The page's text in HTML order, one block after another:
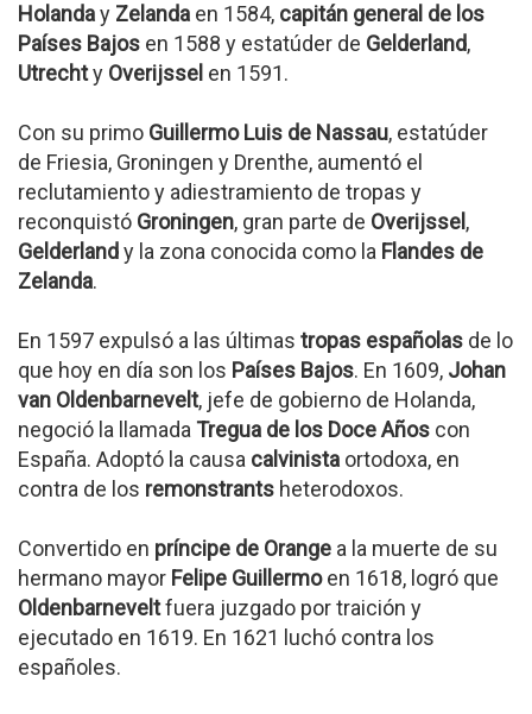
Holanday Zelanda en 1584, capitán general de los
Países Bajos en 1588 y estatúder de Gelderland,
Utrechty Overijssel en 1591.
Con su primo Guillermo Luis de Nassau, estatúder
de Friesia, Groningen y Drenthe, aumentó el
reclutamiento y adiestramiento de tropas y
reconquistó Groningen, gran parte de Overijssel ,
Gelderlandy la zona conocida como la Flandes de
Zelanda.
En 1597 expulsó a las últimas tropas españolas de lo
que hoy en día son los Países Bajos. En 1609, Johan
van Oldenbarnevelt, jefe de gobierno de Holanda,
negoció la llamada Tregua de los Doce Años con
España. Adoptó la causa calvinista ortodoxa, en
contra de los remonstrants heterodoxos.
Convertido en príncipe de Orange a la muerte de su
hermano mayor Felipe Guillermoen 1618, logró que
Oldenbarneveltfuera juzgado por traición y
ejecutado en 1619. En 1621 luchó contra los
españoles.